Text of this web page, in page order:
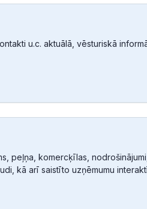
u.c. aktuālā, vēsturiskā
peļņa, komercķīlas,
kā arī saistīto uzņēmumu